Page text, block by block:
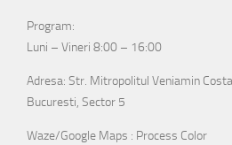
Program:
Luni – Vineri 8:00 – 16:00
Adresa: Str. Mitropolitul Veniamin
Bucuresti, Sector 5
Waze/Google Maps : Process Color